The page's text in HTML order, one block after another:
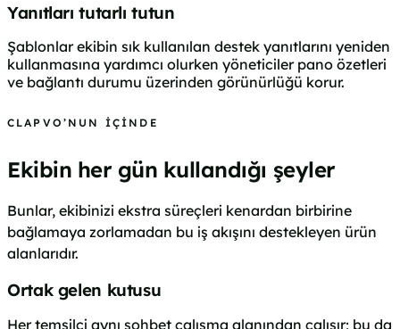
Yanıtları tutarlı tutun
Şablonlar ekibin sık kullanılan destek yanıtlarını yeniden
kullanmasına yardımcı olurken yöneticiler pano özetleri
ve bağlantı durumu üzerinden görünürlüğü korur.
CLAPVO’NUN İÇINDE
Ekibin her gün kullandığı şeyler
Bunlar, ekibinizi ekstra süreçleri kenardan birbirine
bağlamaya zorlamadan bu iş akışını destekleyen ürün
alanlarıdır.
Ortak gelen kutusu
Her temsilci aynı sohbet çalışma alanından çalışır; bu da